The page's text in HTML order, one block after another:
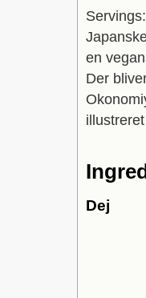
Servings:
en
Der
Dej